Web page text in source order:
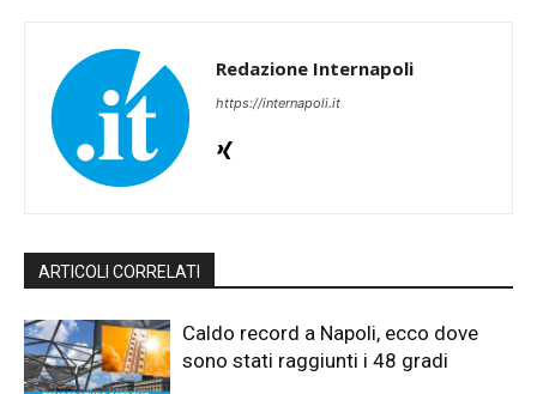
Redazione Internapoli
https://internapoli.it
ARTICOLI CORRELATI
Caldo record a Napoli, ecco dove
sono stati raggiunti i 48 gradi